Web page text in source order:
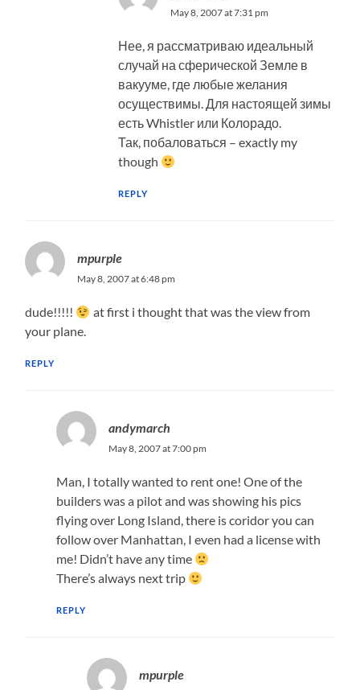
May 8, 2007 at 7:31 pm
Нее, я рассматриваю идеальный
случай на сферической Земле в
вакууме, где любые желания
осуществимы. Для настоящей зимы
есть Whistler или Колорадо.
Так, побаловаться – exactly my
though
REPLY
mpurple
May 8, 2007 at 6:48 pm
dude!!!!!
at first i thought that was the view from
your plane.
REPLY
andymarch
May 8, 2007 at 7:00 pm
Man, I totally wanted to rent one! One of the
builders was a pilot and was showing his pics
flying over Long Island, there is coridor you can
follow over Manhattan, I even had a license with
me! Didn’t have any time
There’s always next trip
REPLY
mpurple